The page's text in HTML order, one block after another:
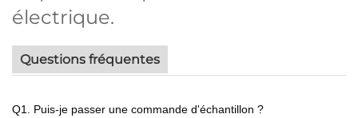
électrique.
Questions fréquentes
Q1. Puis-je passer une commande d'échantillon ?